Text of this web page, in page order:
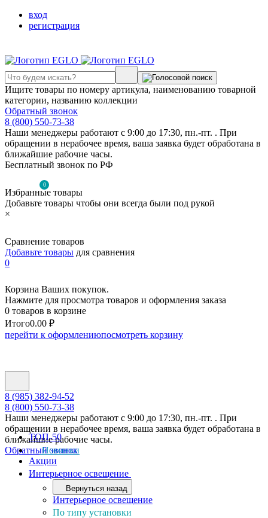
вход
регистрация
Ищите товары по номеру артикула, наименованию товарной
категории, названию коллекции
Обратный звонок
8 (800) 550-73-38
Наши менеджеры работают с 9:00 до 17:30, пн.-пт. . При
обращении в нерабочее время, ваша заявка будет обработана в
ближайшие рабочие часы.
Бесплатный звонок по РФ
0
Избранные товары
Добавьте товары чтобы они всегда были под рукой
×
Сравнение товаров
Добавьте товары для сравнения
0
Корзина Ваших покупок.
Нажмите для просмотра товаров и оформления заказа
0 товаров в корзине
Итого0.00 ₽
перейти к оформлениюпосмотреть корзину
8 (985) 382-94-52
8 (800) 550-73-38
Наши менеджеры работают с 9:00 до 17:30, пн.-пт. . При
обращении в нерабочее время, ваша заявка будет обработана в
ближайшие рабочие часы.
Обратный звонок
ТОП-50
Новинки
Акции
Интерьерное освещение
Вернуться назад
Интерьерное освещение
По типу установки